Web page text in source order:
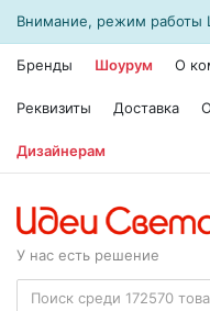
Внимание, режим работы
Бренды Шоурум О
Реквизиты Доставка
Дизайнерам
У нас есть решение